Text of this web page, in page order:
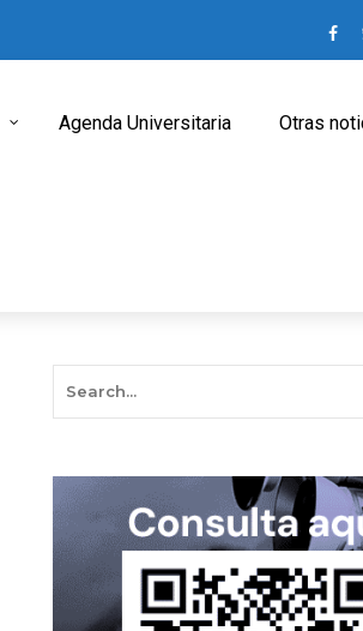
Agenda Universitaria Otras